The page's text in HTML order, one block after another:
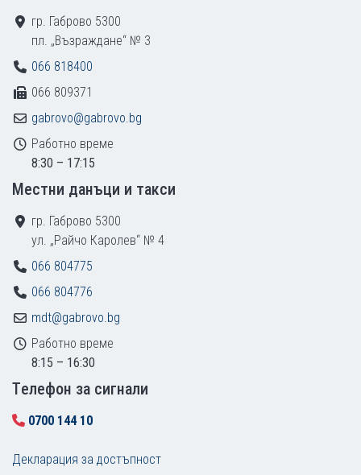
гр. Габрово 5300
пл. „Възраждане“ № 3
066 818400
066 809371
gabrovo@gabrovo.bg
Работно време
8:30 – 17:15
Местни данъци и такси
гр. Габрово 5300
ул. „Райчо Каролев“ № 4
066 804775
066 804776
mdt@gabrovo.bg
Работно време
8:15 – 16:30
Tелефон за сигнали
0700 144 10
Декларация за достъпност